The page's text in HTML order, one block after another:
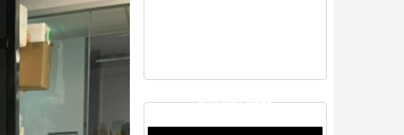
THƯ VIỆN VIDEO